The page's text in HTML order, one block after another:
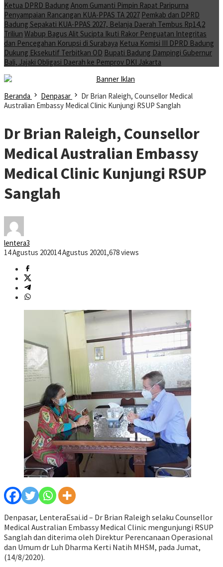
Ketua DPRD Badung Anom Gumanti Pimpin Rapat Paripurna
Penyampaian Rancangan KUA-PPAS TA 2027 Pemkab dan DPRD
Badung Sepakati KUA-PPAS 2027, Belanja Daerah Tembus Rp14,2
Triliun Wabup Bagus Alit Sucipta Ikuti Rakor Penguatan Integritas
dan Pencegahan Korupsi di Surabaya Ketua Komisi III DPRD Badung
Dukung Eksekutif Terbitkan OD Bupati Badung Dampingi Gubernur
Bali, Jajaki Obligasi Daerah ke Pemprov DKI Jakarta
Beranda Denpasar
Dr Brian Raleigh, Counsellor Medical
Australian Embassy Medical Clinic Kunjungi RSUP Sanglah
Dr Brian Raleigh, Counsellor
Medical Australian Embassy
Medical Clinic Kunjungi RSUP
Sanglah
lentera3
14 Agustus 202014 Agustus 20201,678 views
Denpasar, LenteraEsai.id – Dr Brian Raleigh selaku Counsellor
Medical Australian Embassy Medical Clinic mengunjungi RSUP
Sanglah dan diterima oleh Direktur Perencanaan Operasional
dan Umum dr Luh Dharma Kerti Natih MHSM, pada Jumat,
(14/8/2020).